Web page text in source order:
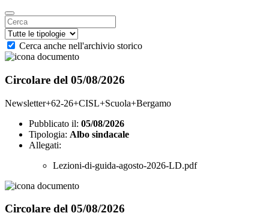
Cerca anche nell'archivio storico
Circolare del 05/08/2026
Newsletter+62-26+CISL+Scuola+Bergamo
Pubblicato il: 05/08/2026
Tipologia: Albo sindacale
Allegati:
Lezioni-di-guida-agosto-2026-LD.pdf
Circolare del 05/08/2026